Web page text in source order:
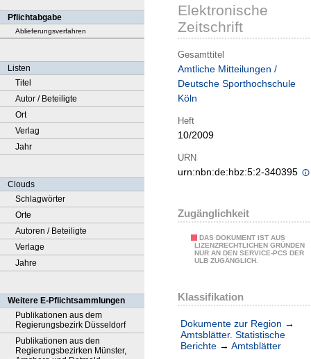
Pflichtabgabe
Ablieferungsverfahren
Listen
Titel
Autor / Beteiligte
Ort
Verlag
Jahr
Clouds
Schlagwörter
Orte
Autoren / Beteiligte
Verlage
Jahre
Weitere E-Pflichtsammlungen
Publikationen aus dem
Regierungsbezirk Düsseldorf
Publikationen aus den
Regierungsbezirken Münster,
Elektronische
Zeitschrift
Gesamttitel
Amtliche Mitteilungen /
Deutsche Sporthochschule
Köln
Heft
10/2009
URN
urn:nbn:de:hbz:5:2-340395
Zugänglichkeit
DAS DOKUMENT IST AUS
LIZENZRECHTLICHEN GRÜNDEN
NUR AN DEN SERVICE-PCS DER
ULB ZUGÄNGLICH.
Klassifikation
Dokumente zur Region →
Amtsblätter. Statistische
Berichte → Amtsblätter